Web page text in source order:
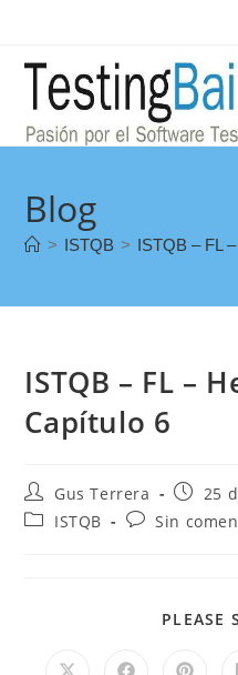
Blog
> ISTQB > ISTQB – FL
ISTQB – FL –
Capítulo 6
Gus Terrera
25
ISTQB
Sin
PLEASE